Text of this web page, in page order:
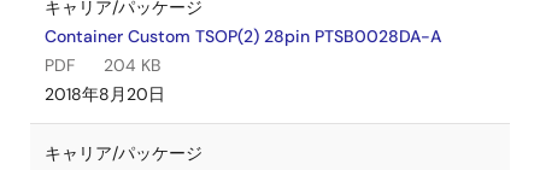
キャリア/パッケージ
Container Custom TSOP(2) 28pin PTSB0028DA-A
PDF
204 KB
2018年8月20日
キャリア/パッケージ